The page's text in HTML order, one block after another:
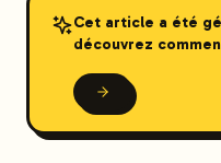
Cet article a été
découvrez